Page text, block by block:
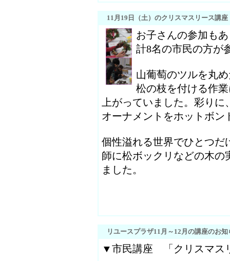
11月19日（土）のクリスマスリース講座
お子さんの参加も
計8名の市民の方が
山葡萄のツルを丸
松の枝を付ける作
上がっていました。彩り
オーナメントをホットボン
個性溢れる世界でひとつだ
師に松ボックリなどの木の
ました。
リユースプラザ11月～12月の講座のお知
▼市民講座 「クリス